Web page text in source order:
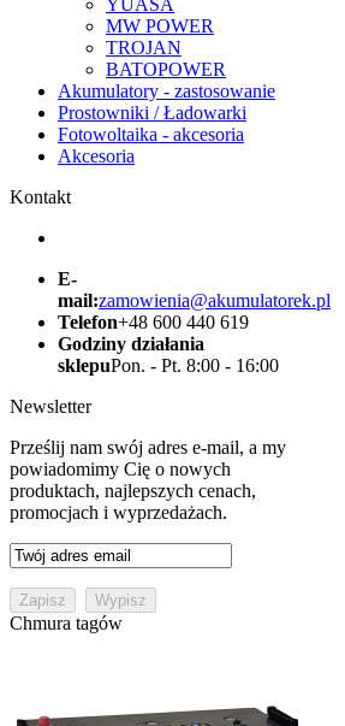
YUASA
MW POWER
TROJAN
BATOPOWER
Akumulatory - zastosowanie
Prostowniki / Ładowarki
Fotowoltaika - akcesoria
Akcesoria
Kontakt
E-
mail:zamowienia@akumulatorek.pl
Telefon+48 600 440 619
Godziny działania
sklepuPon. - Pt. 8:00 - 16:00
Newsletter
Prześlij nam swój adres e-mail, a my
powiadomimy Cię o nowych
produktach, najlepszych cenach,
promocjach i wyprzedażach.
Chmura tagów